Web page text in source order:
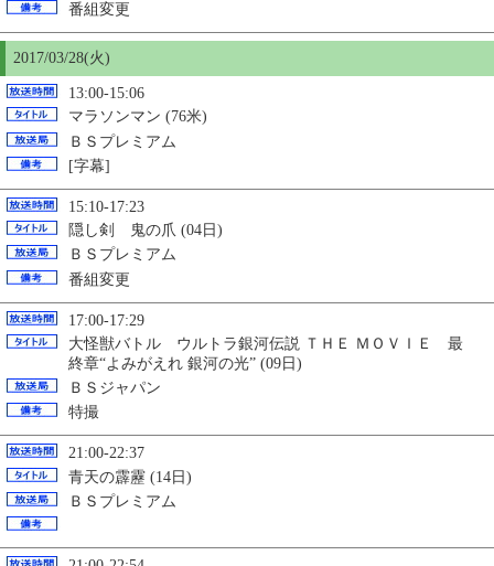
番組変更
2017/03/28(火)
13:00-15:06
マラソンマン (76米)
ＢＳプレミアム
[字幕]
15:10-17:23
隠し剣 鬼の爪 (04日)
ＢＳプレミアム
番組変更
17:00-17:29
大怪獣バトル ウルトラ銀河伝説 ＴＨＥ ＭＯＶＩＥ 最
終章“よみがえれ 銀河の光” (09日)
ＢＳジャパン
特撮
21:00-22:37
青天の霹靂 (14日)
ＢＳプレミアム